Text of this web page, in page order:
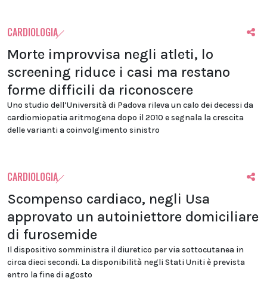
CARDIOLOGIA
Morte improvvisa negli atleti, lo
screening riduce i casi ma restano
forme difficili da riconoscere
Uno studio dell’Università di Padova rileva un calo dei decessi da
cardiomiopatia aritmogena dopo il 2010 e segnala la crescita
delle varianti a coinvolgimento sinistro
CARDIOLOGIA
Scompenso cardiaco, negli Usa
approvato un autoiniettore domiciliare
di furosemide
Il dispositivo somministra il diuretico per via sottocutanea in
circa dieci secondi. La disponibilità negli Stati Uniti è prevista
entro la fine di agosto